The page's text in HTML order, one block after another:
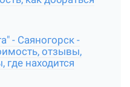
- Саяногорск -
отзывы,
где находится